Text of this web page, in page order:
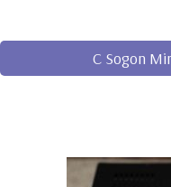
C Sogon